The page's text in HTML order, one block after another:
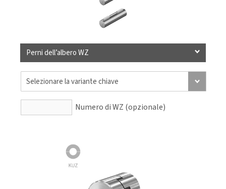
Perni dell’albero WZ
Numero di WZ (opzionale)